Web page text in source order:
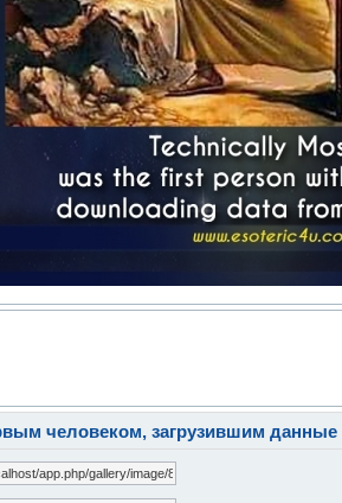
человеком, загрузившим данные